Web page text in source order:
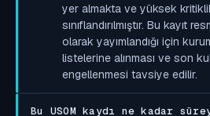
yer almakta ve yüksek
sınıflandırılmıştır. Bu kayıt
olarak yayımlandığı için
listelerine alınması ve son
engellenmesi tavsiye edilir.
Bu USOM kaydı ne kadar